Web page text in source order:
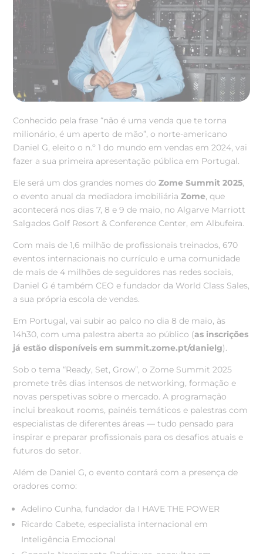
Conhecido pela frase “não é uma venda que te torna
milionário, é um aperto de mão”, o norte-americano
Daniel G, eleito o n.º 1 do mundo em vendas em 2024, vai
fazer a sua primeira apresentação pública em Portugal.
Ele será um dos grandes nomes doZome Summit 2025,
o evento anual da mediadora imobiliáriaZome, que
acontecerá nos dias 7, 8 e 9 de maio, no Algarve Marriott
Salgados Golf Resort & Conference Center, em Albufeira.
Com mais de 1,6 milhão de profissionais treinados, 670
eventos internacionais no currículo e uma comunidade
de mais de 4 milhões de seguidores nas redes sociais,
Daniel G é também CEO e fundador da World Class Sales,
a sua própria escola de vendas.
Em Portugal, vai subir ao palco no dia 8 de maio, às
14h30, com uma palestra aberta ao público (as inscrições
já estão disponíveis em summit.zome.pt/danielg).
Sob o tema “Ready, Set, Grow”, o Zome Summit 2025
promete três dias intensos de networking, formação e
novas perspetivas sobre o mercado. A programação
inclui breakout rooms, painéis temáticos e palestras com
especialistas de diferentes áreas — tudo pensado para
inspirar e preparar profissionais para os desafios atuais e
futuros do setor.
Além de Daniel G, o evento contará com a presença de
oradores como:
Adelino Cunha, fundador da I HAVE THE POWER
Ricardo Cabete, especialista internacional em
Inteligência Emocional